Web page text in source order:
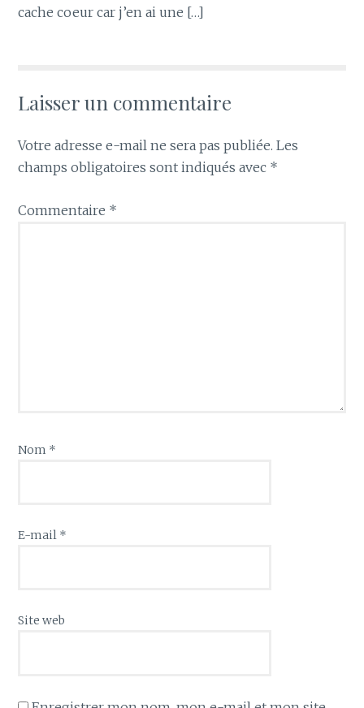
cache coeur car j’en ai une […]
Laisser un commentaire
Votre adresse e-mail ne sera pas publiée. Les
champs obligatoires sont indiqués avec *
Commentaire *
Nom *
E-mail *
Site web